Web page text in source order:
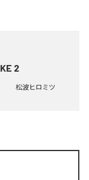
2
松波ヒロミツ